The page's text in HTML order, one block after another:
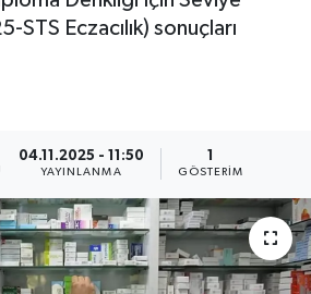
STS Eczacılık) sonuçları
04.11.2025 - 11:50
YAYINLANMA GÖSTERIM